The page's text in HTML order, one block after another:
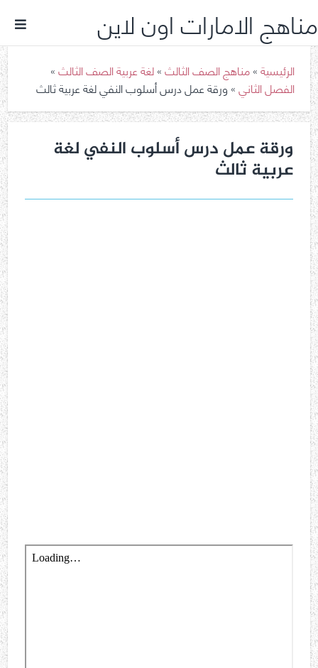
مناهج الامارات اون لاين
الرئيسية»مناهج الصف الثالث»لغة عربية الصف الثالث»
الفصل الثاني»ورقة عمل درس أسلوب النفي لغة عربية ثالث
ورقة عمل درس أسلوب النفي لغة
عربية ثالث